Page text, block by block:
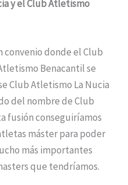
y el Club Atletismo
donde el Club
Benacantil se
Club Atletismo La Nucia
del nombre de Club
fusión conseguiríamos
máster para poder
más importantes
que tendríamos.